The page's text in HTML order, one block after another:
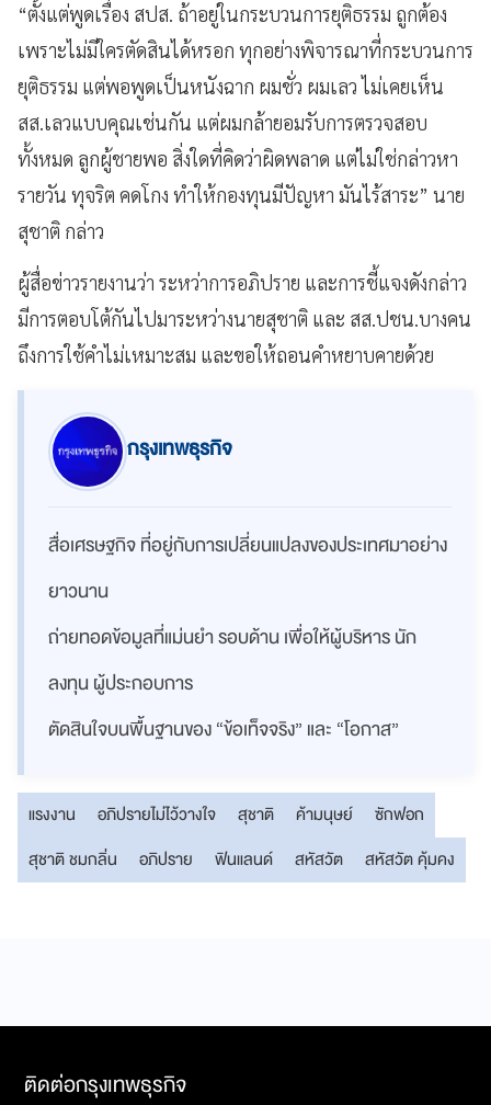
“ตั้งแต่พูดเรื่อง สปส. ถ้าอยู่ในกระบวนการยุติธรรม ถูกต้อง
เพราะไม่มีใครตัดสินได้หรอก ทุกอย่างพิจารณาที่กระบวนการ
ยุติธรรม แต่พอพูดเป็นหนังฉาก ผมชั่ว ผมเลว ไม่เคยเห็น
สส.เลวแบบคุณเช่นกัน แต่ผมกล้ายอมรับการตรวจสอบ
ทั้งหมด ลูกผู้ชายพอ สิ่งใดที่คิดว่าผิดพลาด แต่ไม่ใช่กล่าวหา
รายวัน ทุจริต คดโกง ทำให้กองทุนมีปัญหา มันไร้สาระ” นาย
สุชาติ กล่าว
ผู้สื่อข่าวรายงานว่า ระหว่าการอภิปราย และการชี้แจงดังกล่าว
มีการตอบโต้กันไปมาระหว่างนายสุชาติ และ สส.ปชน.บางคน
ถึงการใช้คำไม่เหมาะสม และขอให้ถอนคำหยาบคายด้วย
กรุงเทพธุรกิจ
สื่อเศรษฐกิจ ที่อยู่กับการเปลี่ยนแปลงของประเทศมาอย่าง
ยาวนาน
ถ่ายทอดข้อมูลที่แม่นยำ รอบด้าน เพื่อให้ผู้บริหาร นัก
ลงทุน ผู้ประกอบการ
ตัดสินใจบนพื้นฐานของ “ข้อเท็จจริง” และ “โอกาส”
แรงงาน อภิปรายไม่ไว้วางใจ สุชาติ ค้ามนุษย์
ซักฟอก
สุชาติ ชมกลิ่น
อภิปราย ฟินแลนด์ สหัสวัต สหัสวัต คุ้มคง
ติดต่อกรุงเทพธุรกิจ